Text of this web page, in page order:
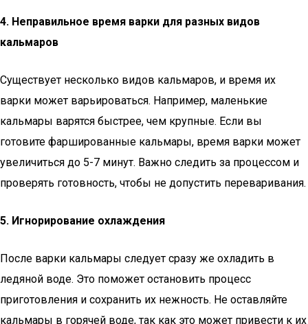
4. Неправильное время варки для разных видов
кальмаров
Существует несколько видов кальмаров, и время их
варки может варьироваться. Например, маленькие
кальмары варятся быстрее, чем крупные. Если вы
готовите фаршированные кальмары, время варки может
увеличиться до 5-7 минут. Важно следить за процессом и
проверять готовность, чтобы не допустить переваривания.
5. Игнорирование охлаждения
После варки кальмары следует сразу же охладить в
ледяной воде. Это поможет остановить процесс
приготовления и сохранить их нежность. Не оставляйте
кальмары в горячей воде, так как это может привести к их